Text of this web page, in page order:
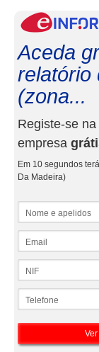
Aceda
relatório
(zona...
Registe-se na
empresa
Em 10 segundos
Da Madeira)